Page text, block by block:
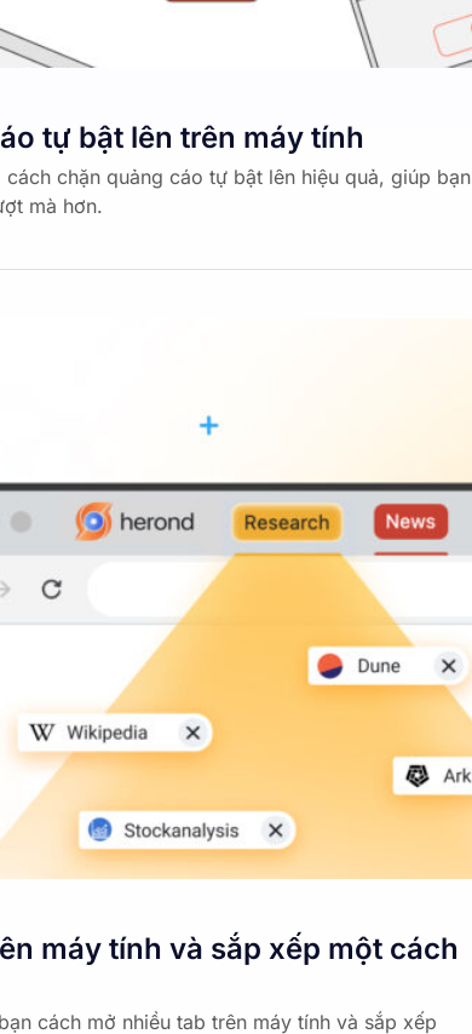
tự bật lên trên máy tính
chặn quảng cáo tự bật lên hiệu quả, giúp bạn
mà hơn.
máy tính và sắp xếp một cách
cách mở nhiều tab trên máy tính và sắp xếp